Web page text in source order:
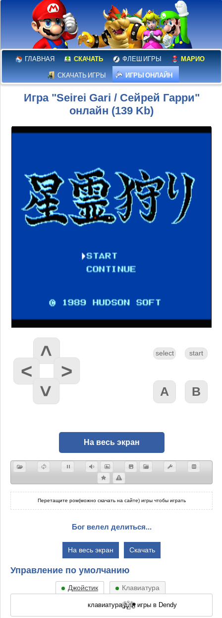
ГЛАВНАЯ СКАЧАТЬ ФЛЕШ ИГРЫ МАРИО
СКАЧАТЬ ИГРЫ ИГРЫ ОНЛАЙН
Игра "Seirei Gari / Сейрей Гарри"
онлайн (139 Kb)
На весь экран
Перетащите ром(можно скачать на сайте) игры чтобы играть
Бог велел делиться...
На весь экран Скачать
Управление по умолчанию
Джойстик Клавиатура